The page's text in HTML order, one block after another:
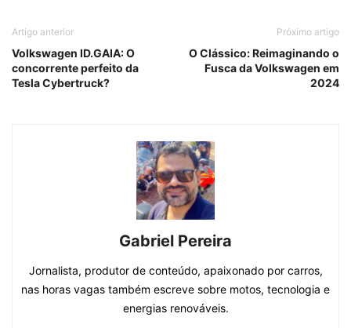
Artigo anterior
Volkswagen ID.GAIA: O
concorrente perfeito da
Tesla Cybertruck?
Próximo artigo
O Clássico: Reimaginando o
Fusca da Volkswagen em
2024
Gabriel Pereira
Jornalista, produtor de conteúdo, apaixonado por carros,
nas horas vagas também escreve sobre motos, tecnologia e
energias renováveis.